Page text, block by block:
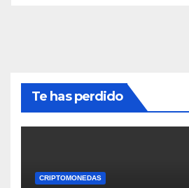
Te has perdido
CRIPTOMONEDAS